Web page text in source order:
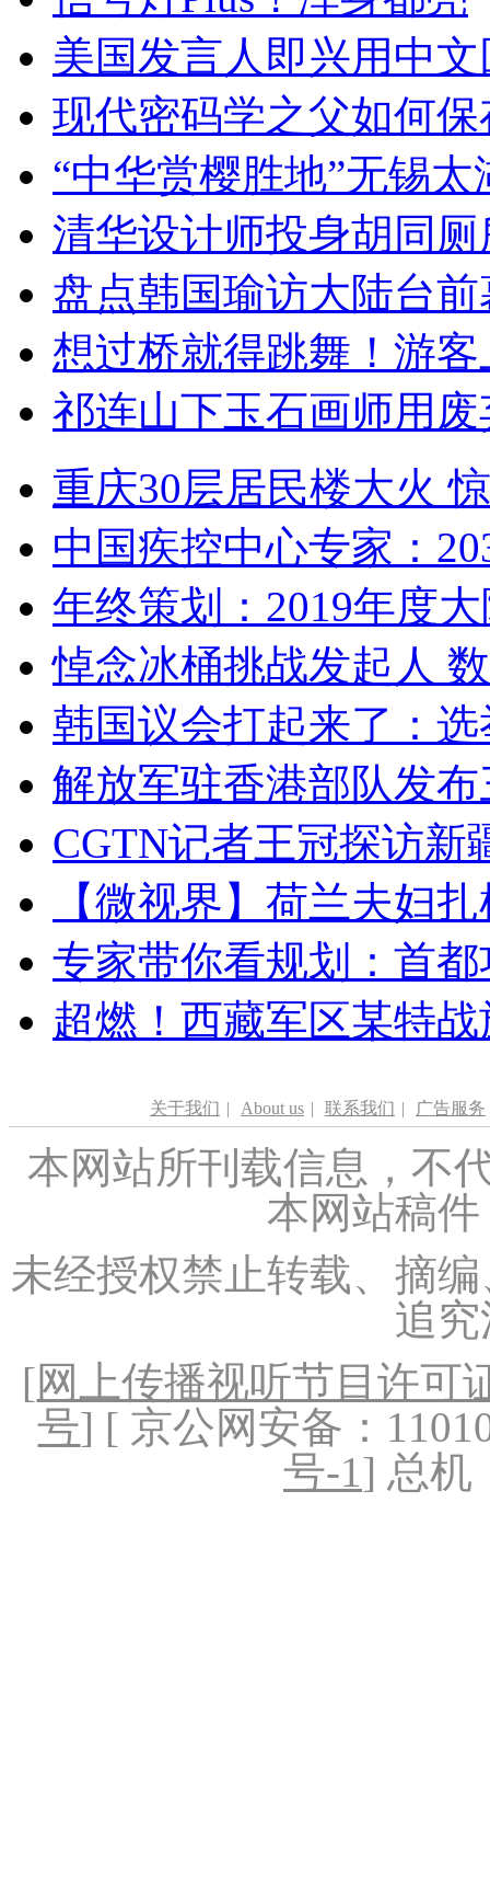
美国发言人即兴用中
现代密码学之父如何
“中华赏樱胜地”无锡
清华设计师投身胡同
盘点韩国瑜访大陆台
想过桥就得跳舞！游客
祁连山下玉石画师用
重庆30层居民楼大火
中国疾控中心专家：
年终策划：2019年度
悼念冰桶挑战发起人
韩国议会打起来了：
解放军驻香港部队发
CGTN记者王冠探访新
【微视界】荷兰夫妇
专家带你看规划：首
超燃！西藏军区某特
关于我们 | About us | 联系我们 | 广告服务
本网站所刊载信息，不
本网站稿
未经授权禁止转载、摘
追
[网上传播视听节目许可
号] [ 京公网安备：
号-1] 总机